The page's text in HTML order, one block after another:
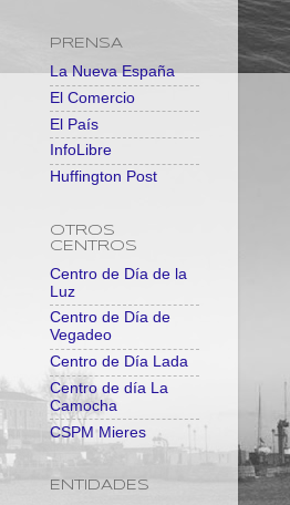
PRENSA
La Nueva España
El Comercio
El País
InfoLibre
Huffington Post
OTROS
CENTROS
Centro de Día de la
Luz
Centro de Día de
Vegadeo
Centro de Día Lada
Centro de día La
Camocha
CSPM Mieres
ENTIDADES